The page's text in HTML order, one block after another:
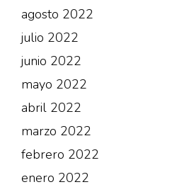
agosto 2022
julio 2022
junio 2022
mayo 2022
abril 2022
marzo 2022
febrero 2022
enero 2022